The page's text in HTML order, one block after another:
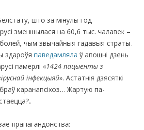
што за мінулы год
зменшылася на 60,6 тыс. чалавек –
чым звычайныя гадавыя страты.
здароўя паведамляла ў апошні дзень
памерлі «1424 пацыенты з
інфекцыяй». Астатнія дзясяткі
каранапсіхоз… Жартую па-
прапагандонства: